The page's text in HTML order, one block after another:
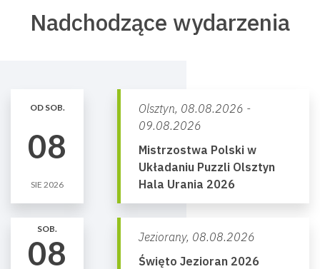
Nadchodzące wydarzenia
OD SOB.
08
SIE 2026
Olsztyn, 08.08.2026 -
09.08.2026
Mistrzostwa Polski w
Układaniu Puzzli Olsztyn
Hala Urania 2026
SOB.
08 Jeziorany, 08.08.2026
Święto Jezioran 2026